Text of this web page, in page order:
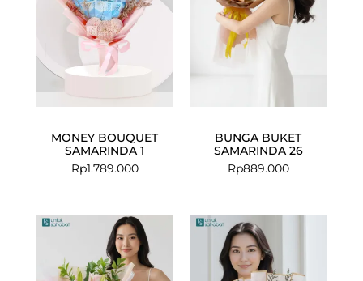
MONEY BOUQUET
SAMARINDA 1
Rp1.789.000
BUNGA BUKET
SAMARINDA 26
Rp889.000